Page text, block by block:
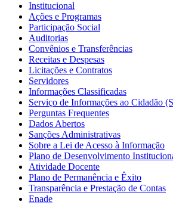
Institucional
Ações e Programas
Participação Social
Auditorias
Convênios e Transferências
Receitas e Despesas
Licitações e Contratos
Servidores
Informações Classificadas
Serviço de Informações ao Cidadão
Perguntas Frequentes
Dados Abertos
Sanções Administrativas
Sobre a Lei de Acesso à Informação
Plano de Desenvolvimento
Atividade Docente
Plano de Permanência e Êxito
Transparência e Prestação de Contas
Enade